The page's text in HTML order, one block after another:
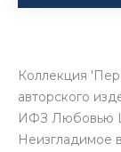
Коллекция
авторского
ИФЗ Любовью
Неизгладимое